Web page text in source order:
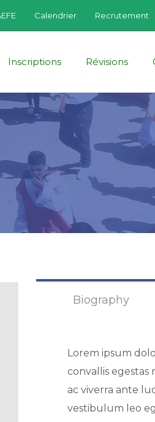
Calendrier Recrutement
Inscriptions Révisions
Biography
Lorem ipsum
convallis egestas
ac viverra ante
vestibulum leo